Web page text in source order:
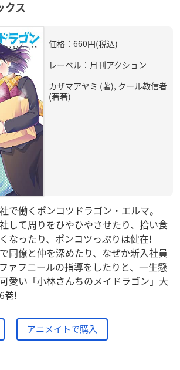
クス
価格：660円(税込)
レーベル：月刊アクション
カザマアヤミ (著), クール教信者
(著著)
で働くポンコツドラゴン・エルマ。
して周りをひやひやさせたり、拾い食
なったり、ポンコツっぷりは健在!
同僚と仲を深めたり、なぜか新入社員
ァフニールの指導をしたりと、一生懸
愛い「小林さんちのメイドラゴン」大
巻!
アニメイトで購入